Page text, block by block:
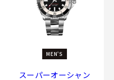
MEN'S
スーパーオーシャン